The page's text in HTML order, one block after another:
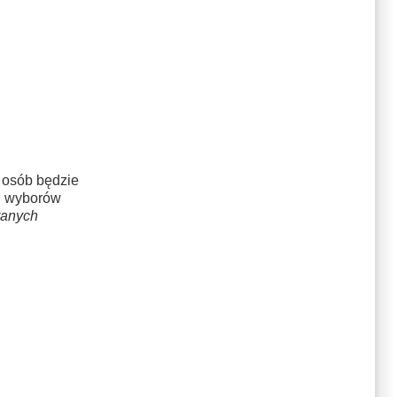
będzie
wyborów